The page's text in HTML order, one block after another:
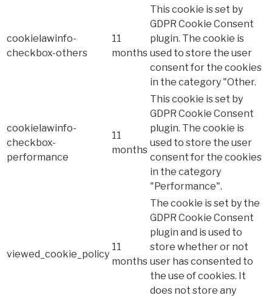
cookielawinfo-
checkbox-others
11
months
This cookie is set by
GDPR Cookie Consent
plugin. The cookie is
used to store the user
consent for the cookies
in the category "Other.
cookielawinfo-
checkbox-
performance
11
months
This cookie is set by
GDPR Cookie Consent
plugin. The cookie is
used to store the user
consent for the cookies
in the category
"Performance".
viewed_cookie_policy
11
months
The cookie is set by the
GDPR Cookie Consent
plugin and is used to
store whether or not
user has consented to
the use of cookies. It
does not store any